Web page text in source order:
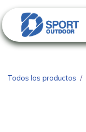
Todos los productos